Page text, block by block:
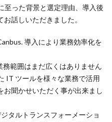
至った背景と選定理由、導入後
話しいただきました。
導入により業務効率化を
範囲はまだ広くはありません
IT ツールを様々な業務で活用
お聞かせいただく事が出来まし
タルトランスフォーメーショ